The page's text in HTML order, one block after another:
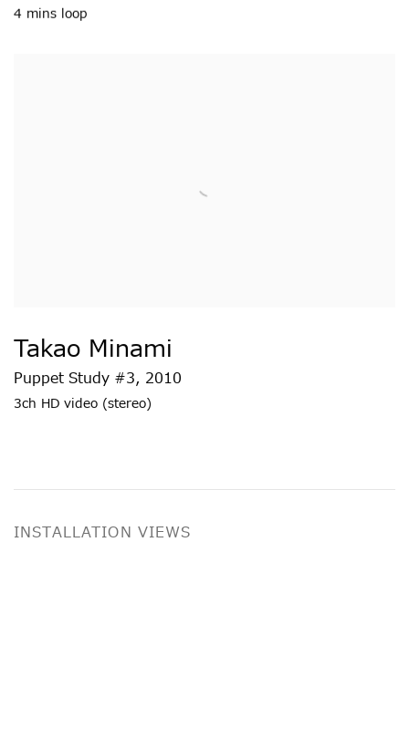
4 mins loop
Takao Minami
Puppet Study #3, 2010
3ch HD video (stereo)
INSTALLATION VIEWS